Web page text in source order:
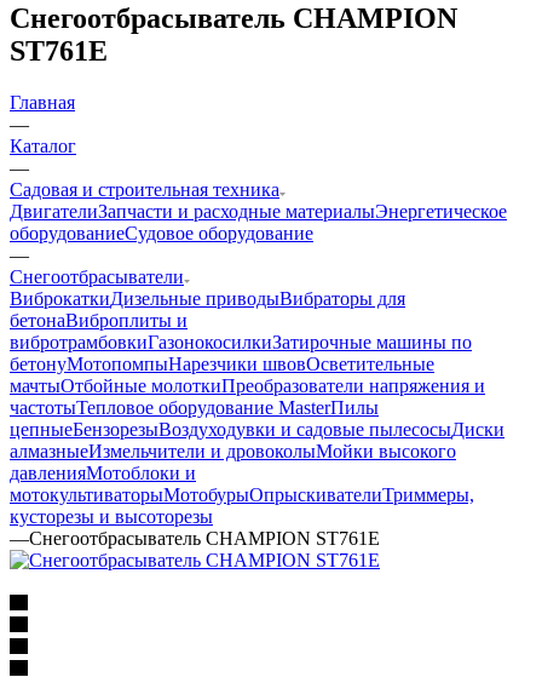
Снегоотбрасыватель CHAMPION
ST761E
Главная
—
Каталог
—
Садовая и строительная техника
ДвигателиЗапчасти и расходные материалыЭнергетическое
оборудованиеСудовое оборудование
—
Снегоотбрасыватели
ВиброкаткиДизельные приводыВибраторы для
бетонаВиброплиты и
вибротрамбовкиГазонокосилкиЗатирочные машины по
бетонуМотопомпыНарезчики швовОсветительные
мачтыОтбойные молоткиПреобразователи напряжения и
частотыТепловое оборудование MasterПилы
цепныеБензорезыВоздуходувки и садовые пылесосыДиски
алмазныеИзмельчители и дровоколыМойки высокого
давленияМотоблоки и
мотокультиваторыМотобурыОпрыскивателиТриммеры,
кусторезы и высоторезы
—Снегоотбрасыватель CHAMPION ST761E